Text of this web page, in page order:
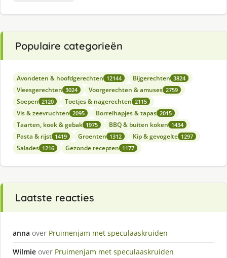
Populaire categorieën
Avondeten & hoofdgerechten 12144 Bijgerechten 3824
Vleesgerechten 3024 Voorgerechten & amuses 2759
Soepen 2120 Toetjes & nagerechten 2115
Vis & zeevruchten 2095 Borrelhapjes & tapas 2015
Taarten, koek & gebak 1975 BBQ & buiten koken 1434
Pasta & rijst 1419 Groenten 1312 Kip & gevogelte 1297
Salades 1216 Gezonde recepten 1177
Laatste reacties
anna over Pruimenjam met speculaaskruiden
Wilmie over Pruimenjam met speculaaskruiden